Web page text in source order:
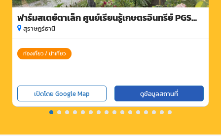
ฟาร์มสเตย์ตาเล็ก ศูนย์เรียนรู้เกษตรอินทรีย์ PGS
พลายวาส
สุราษฎร์ธานี
ท่องเที่ยว / นำเที่ยว
เปิดโดย Google Map ดูข้อมูลสถานที่